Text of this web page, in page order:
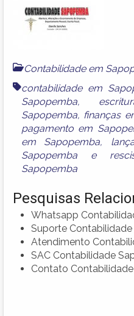
Contabilidade em
contabilidade em
Sapopemba,
Sapopemba, finanças
pagamento em
em Sapopemba,
Sapopemba e
Sapopemba
Pesquisas
Whatsapp
Suporte
Atendimento
SAC Contabilidade
Contato